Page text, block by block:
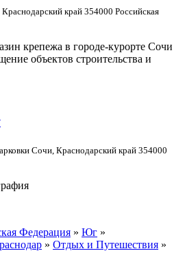
край 354000 Российская
крепежа в городе-курорте Сочи
объектов строительства и
Сочи, Краснодарский край 354000
Федерация » Юг »
» Отдых и Путешествия »